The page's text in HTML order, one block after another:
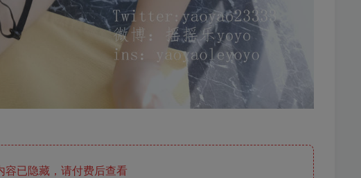
已隐藏，请付费后查看